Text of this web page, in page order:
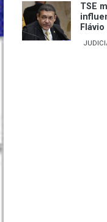
TSE
Flávio